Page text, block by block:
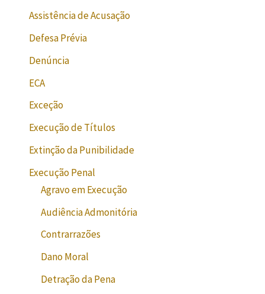
Assistência de Acusação
Defesa Prévia
Denúncia
ECA
Exceção
Execução de Títulos
Extinção da Punibilidade
Execução Penal
Agravo em Execução
Audiência Admonitória
Contrarrazões
Dano Moral
Detração da Pena